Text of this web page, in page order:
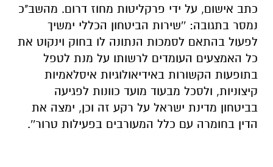
כתב אישום, על ידי פרקליטות מחוז דרום. מהשב"כ
נמסר בתגובה: ''שירות הביטחון הכללי ימשיך
לפעול בהתאם לסמכות הנתונה לו בחוק וינקוט את
כל האמצעים העומדים לרשותו על מנת לטפל
בתופעות הקשורות באידיאולוגיות איסלאמיות
קיצוניות, ולסכל מבעוד מועד כוונות לפגיעה
בביטחון מדינת ישראל על רקע זה וכן, ימצה את
הדין בחומרה עם כלל המעורבים בפעילות טרור''.